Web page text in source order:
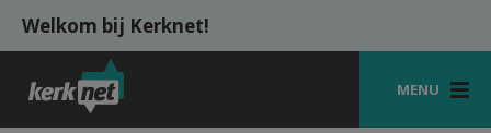
Overslaan en naar de inhoud gaan
Welkom bij Kerknet!
MENU